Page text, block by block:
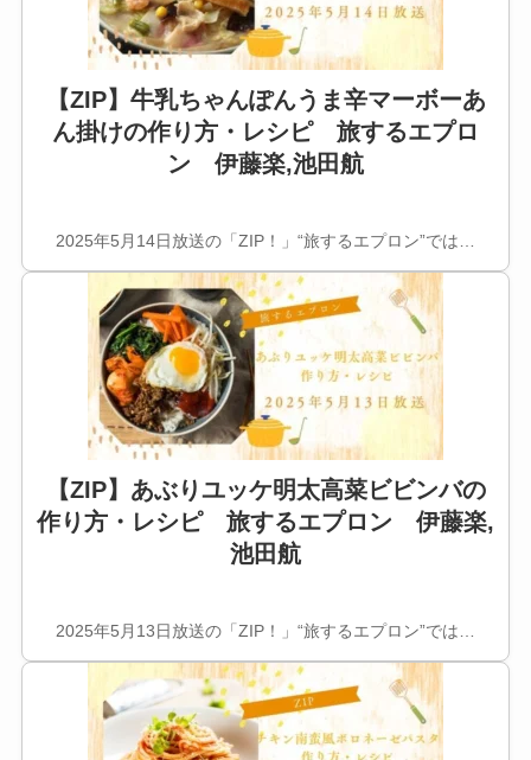
【ZIP】牛乳ちゃんぽんうま辛マーボーあ
ん掛けの作り方・レシピ 旅するエプロ
ン 伊藤楽,池田航
2025年5月14日放送の「ZIP！」“旅するエプロン”では…
【ZIP】あぶりユッケ明太高菜ビビンバの
作り方・レシピ 旅するエプロン 伊藤楽,
池田航
2025年5月13日放送の「ZIP！」“旅するエプロン”では…